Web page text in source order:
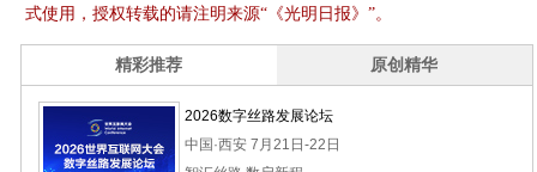
式使用，授权转载的请注明来源“《光明日报》”。